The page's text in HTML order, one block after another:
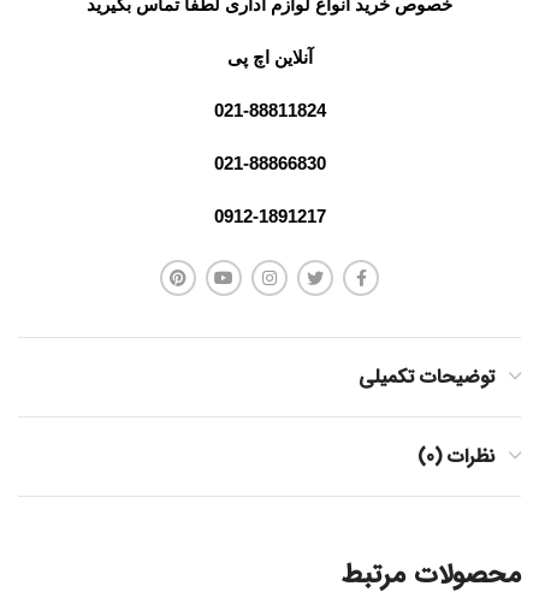
خصوص خرید انواع لوازم اداری لطفا تماس بگیرید
آنلاین اچ پی
021-88811824
021-88866830
0912-1891217
توضیحات تکمیلی
نظرات (0)
محصولات مرتبط